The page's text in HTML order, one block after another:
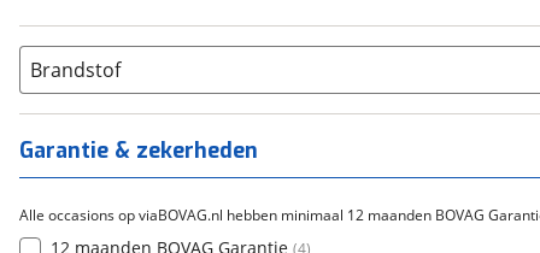
Brandstof
Garantie & zekerheden
Alle occasions op viaBOVAG.nl hebben minimaal 12 maanden BOVAG
12 maanden BOVAG Garantie (4)